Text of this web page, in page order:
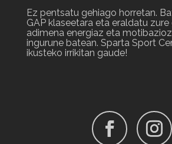
Ez pentsatu gehiago horretan.
GAP klaseetara eta eraldatu
adimena energiaz eta
ingurune batean. Sparta Sport
ikusteko irrikitan gaude!